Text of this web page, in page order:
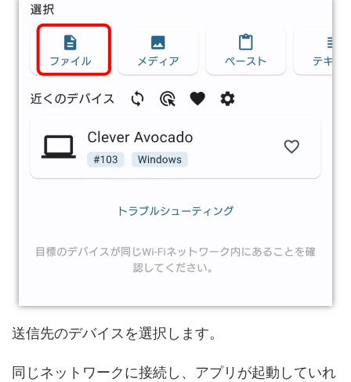
送信先のデバイスを選択します。
同じネットワークに接続し、アプリが起動していれ